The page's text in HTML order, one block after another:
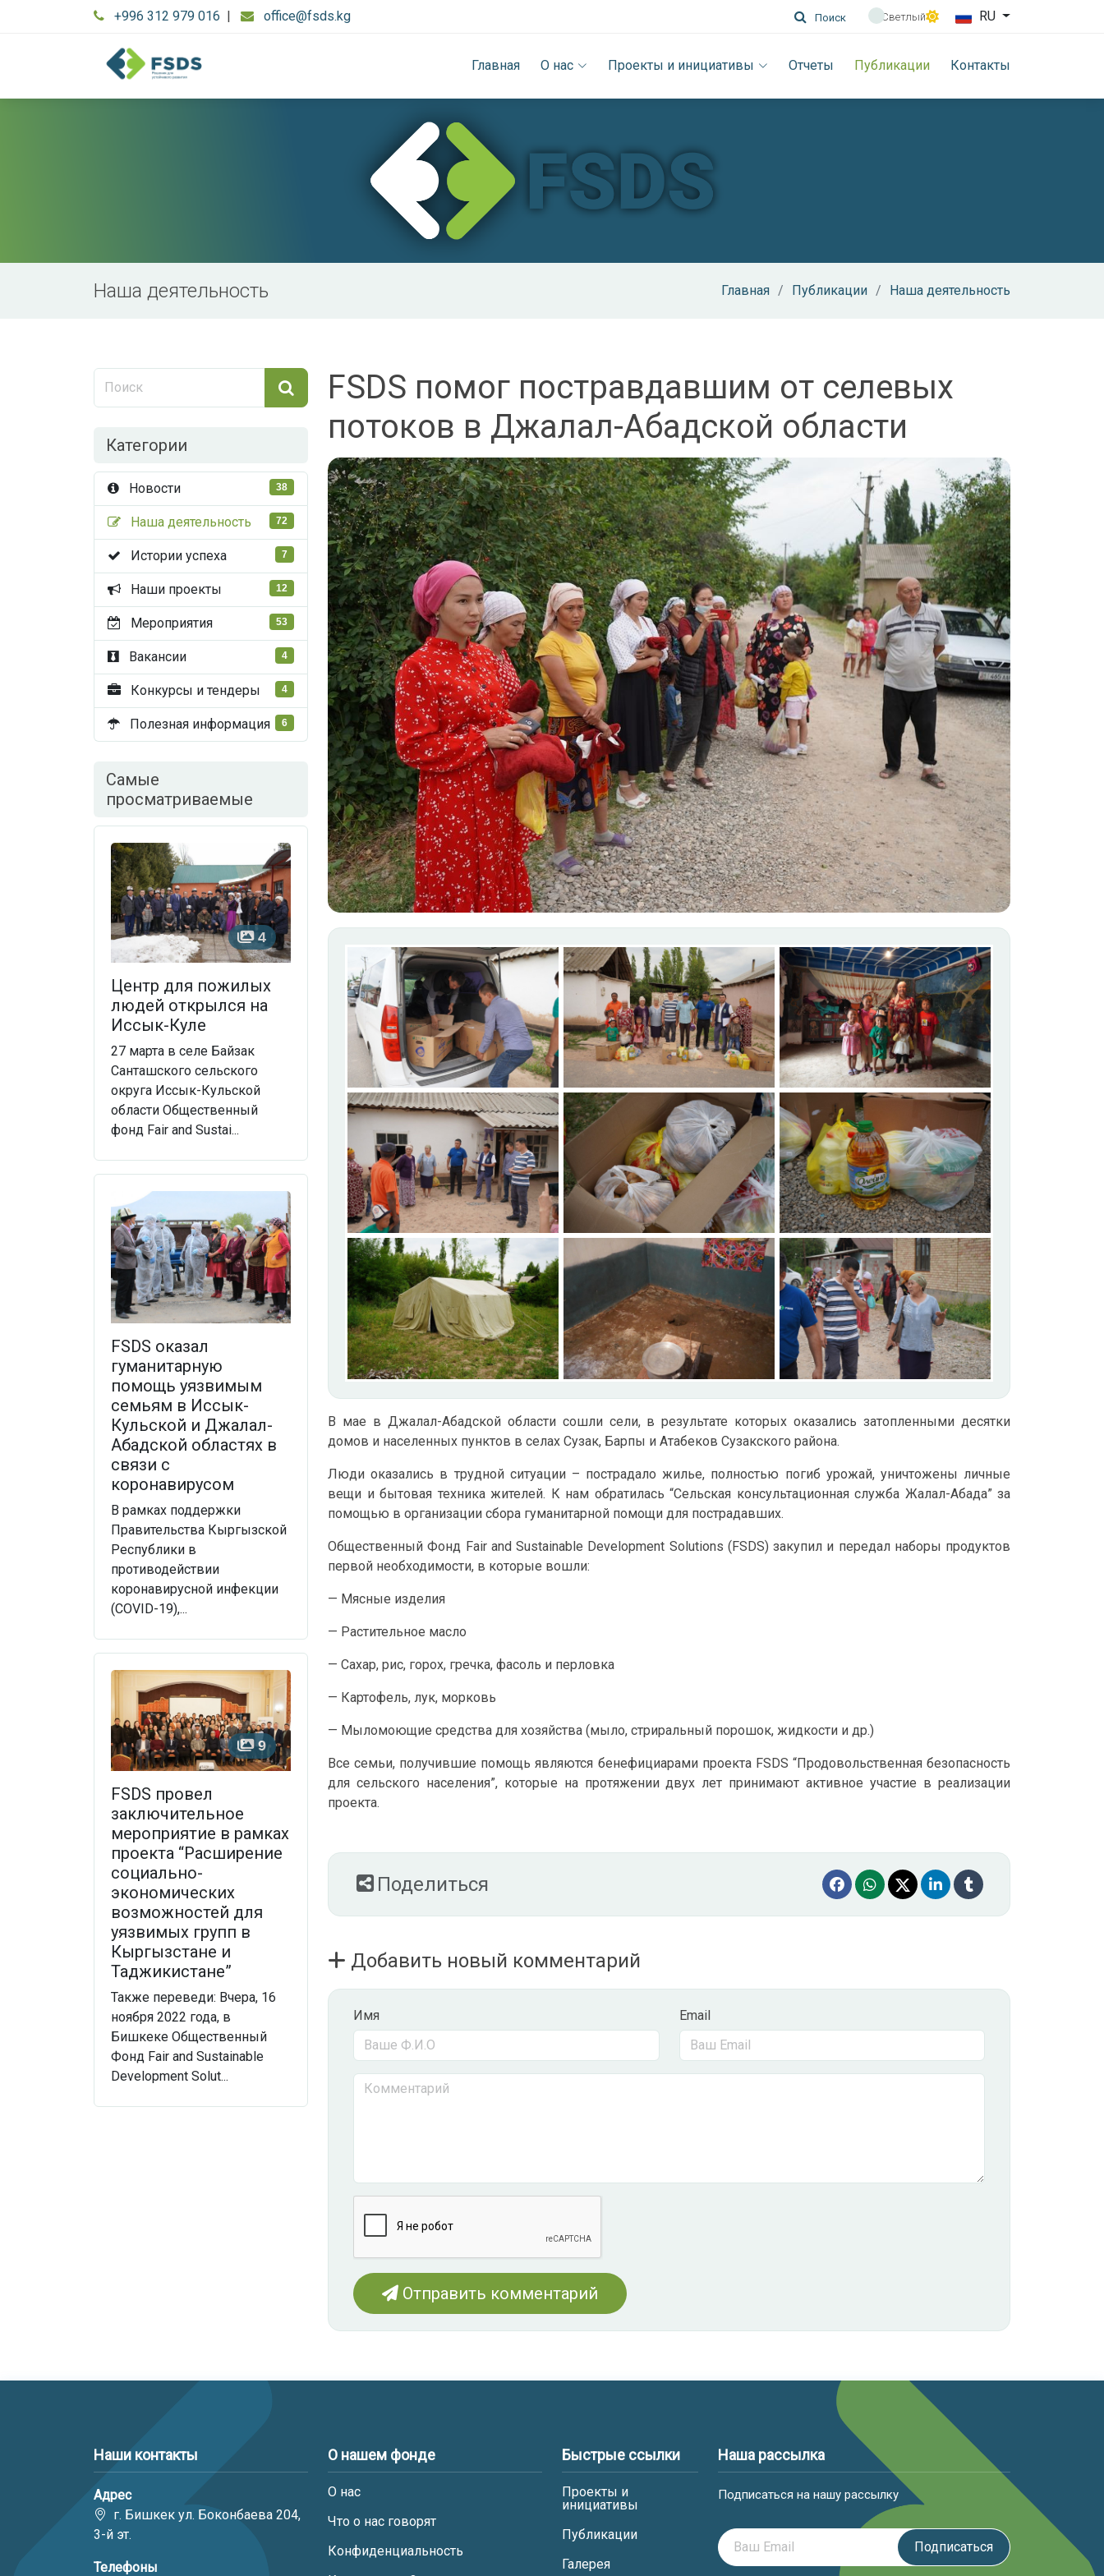
+996 312 979 016 | office@fsds.kg Поиск Светлый RU
Главная О нас Проекты и инициативы Отчеты Публикации Контакты
Наша деятельность Главная Публикации Наша деятельность
Категории
Новости 38
Наша деятельность 72
Истории успеха 7
Наши проекты 12
Мероприятия 53
Вакансии 4
Конкурсы и тендеры 4
Полезная информация 6
Самые
просматриваемые
4
Центр для пожилых
людей открылся на
Иссык-Куле
27 марта в селе Байзак
Санташского сельского
округа Иссык-Кульской
области Общественный
фонд Fair and Sustai...
FSDS оказал
гуманитарную
помощь уязвимым
семьям в Иссык-
Кульской и Джалал-
Абадской областях в
связи с
коронавирусом
В рамках поддержки
Правительства Кыргызской
Республики в
противодействии
коронавирусной инфекции
(COVID-19),...
9
FSDS провел
заключительное
мероприятие в рамках
проекта “Расширение
социально-
экономических
возможностей для
уязвимых групп в
Кыргызстане и
Таджикистане”
Также переведи: Вчера, 16
ноября 2022 года, в
Бишкеке Общественный
Фонд Fair and Sustainable
Development Solut...
FSDS помог постравдавшим от селевых
потоков в Джалал-Абадской области
В мае в Джалал-Абадской области сошли сели, в результате которых оказались затопленными десятки
домов и населенных пунктов в селах Сузак, Барпы и Атабеков Сузакского района.
Люди оказались в трудной ситуации – пострадало жилье, полностью погиб урожай, уничтожены личные
вещи и бытовая техника жителей. К нам обратилась “Сельская консультационная служба Жалал-Абада” за
помощью в организации сбора гуманитарной помощи для пострадавших.
Общественный Фонд Fair and Sustainable Development Solutions (FSDS) закупил и передал наборы продуктов
первой необходимости, в которые вошли:
— Мясные изделия
— Растительное масло
— Сахар, рис, горох, гречка, фасоль и перловка
— Картофель, лук, морковь
— Мыломоющие средства для хозяйства (мыло, стриральный порошок, жидкости и др.)
Все семьи, получившие помощь являются бенефициарами проекта FSDS “Продовольственная безопасность
для сельского населения”, которые на протяжении двух лет принимают активное участие в реализации
проекта.
Поделиться
Добавить новый комментарий
Имя Email
Отправить комментарий
Наши контакты
Адрес
г. Бишкек ул. Боконбаева 204,
3-й эт.
Телефоны
О нашем фонде
О нас
Что о нас говорят
Конфиденциальность
Быстрые ссылки
Проекты и
инициативы
Публикации
Галерея
Наша рассылка
Подписаться на нашу рассылку
Подписаться